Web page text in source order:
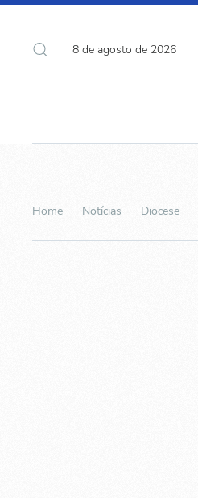
8 de agosto de 2026
Home Notícias Diocese